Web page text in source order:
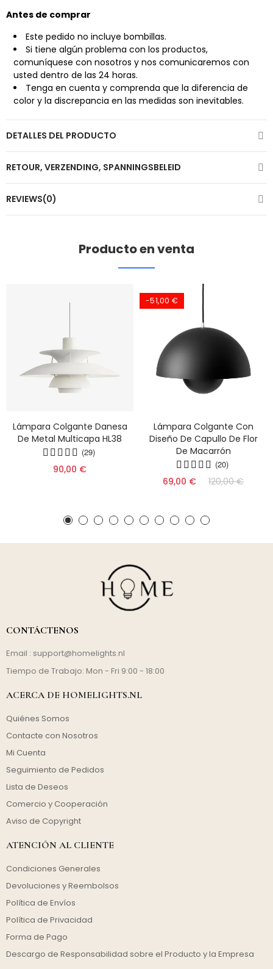
Antes de comprar
Este pedido no incluye bombillas.
Si tiene algún problema con los productos,
comuníquese con nosotros y nos comunicaremos con
usted dentro de las 24 horas.
Tenga en cuenta y comprenda que la diferencia de
color y la discrepancia en las medidas son inevitables.
DETALLES DEL PRODUCTO
RETOUR, VERZENDING, SPANNINGSBELEID
REVIEWS(0)
Producto en venta
Lámpara Colgante Danesa
De Metal Multicapa HL38
(29)
90,00 €
-51,00 €
Lámpara Colgante Con
Diseño De Capullo De Flor
De Macarrón
(20)
69,00 € 120,00 €
CONTÁCTENOS
Email : support@homelights.nl
Tiempo de Trabajo: Mon - Fri 9:00 - 18:00
ACERCA DE HOMELIGHTS.NL
Quiénes Somos
Contacte con Nosotros
Mi Cuenta
Seguimiento de Pedidos
Lista de Deseos
Comercio y Cooperación
Aviso de Copyright
ATENCIÓN AL CLIENTE
Condiciones Generales
Devoluciones y Reembolsos
Política de Envíos
Política de Privacidad
Forma de Pago
Descargo de Responsabilidad sobre el Producto y la Empresa